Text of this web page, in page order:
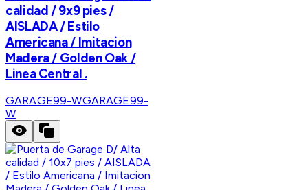
calidad / 9x9 pies /
AISLADA / Estilo
Americana / Imitacion
Madera / Golden Oak /
Linea Central .
GARAGE99-WGARAGE99-
W